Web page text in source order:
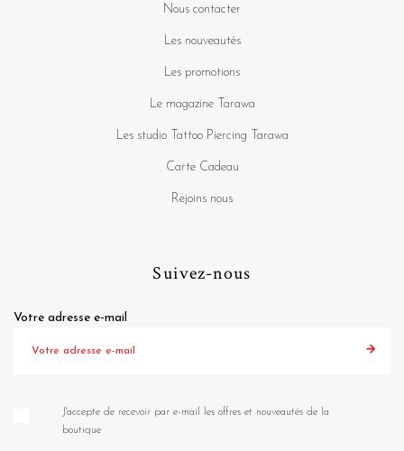
Nous contacter
Les nouveautés
Les promotions
Le magazine Tarawa
Les studio Tattoo Piercing Tarawa
Carte Cadeau
Rejoins nous
Suivez-nous
Votre adresse e-mail
J'accepte de recevoir par e-mail les offres et nouveautés de la
boutique